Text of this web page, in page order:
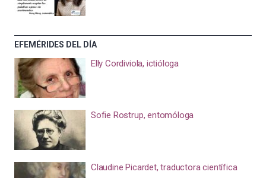
EFEMÉRIDES DEL DÍA
Elly Cordiviola, ictióloga
Sofie Rostrup, entomóloga
Claudine Picardet, traductora científica